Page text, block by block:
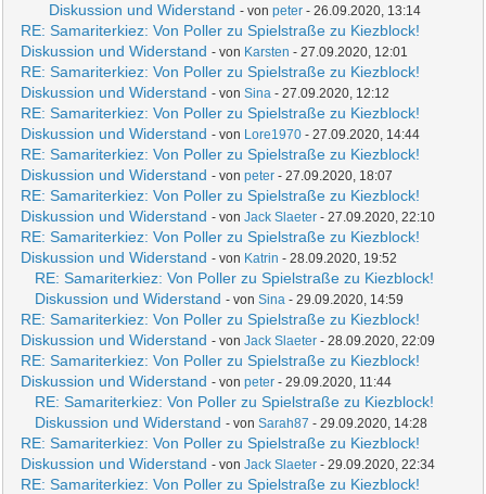
Diskussion und Widerstand - vonpeter - 26.09.2020, 13:14
RE: Samariterkiez: Von Poller zu Spielstraße zu Kiezblock!
Diskussion und Widerstand - von Karsten - 27.09.2020, 12:01
RE: Samariterkiez: Von Poller zu Spielstraße zu Kiezblock!
Diskussion und Widerstand - vonSina - 27.09.2020, 12:12
RE: Samariterkiez: Von Poller zu Spielstraße zu Kiezblock!
Diskussion und Widerstand - von Lore1970 - 27.09.2020, 14:44
RE: Samariterkiez: Von Poller zu Spielstraße zu Kiezblock!
Diskussion und Widerstand - vonpeter - 27.09.2020, 18:07
RE: Samariterkiez: Von Poller zu Spielstraße zu Kiezblock!
Diskussion und Widerstand - vonJack Slaeter - 27.09.2020, 22:10
RE: Samariterkiez: Von Poller zu Spielstraße zu Kiezblock!
Diskussion und Widerstand - von Katrin - 28.09.2020, 19:52
RE: Samariterkiez: Von Poller zu Spielstraße zu Kiezblock!
Diskussion und Widerstand - vonSina - 29.09.2020, 14:59
RE: Samariterkiez: Von Poller zu Spielstraße zu Kiezblock!
Diskussion und Widerstand - vonJack Slaeter - 28.09.2020, 22:09
RE: Samariterkiez: Von Poller zu Spielstraße zu Kiezblock!
Diskussion und Widerstand - vonpeter - 29.09.2020, 11:44
RE: Samariterkiez: Von Poller zu Spielstraße zu Kiezblock!
Diskussion und Widerstand - vonSarah87 - 29.09.2020, 14:28
RE: Samariterkiez: Von Poller zu Spielstraße zu Kiezblock!
Diskussion und Widerstand - vonJack Slaeter - 29.09.2020, 22:34
RE: Samariterkiez: Von Poller zu Spielstraße zu Kiezblock!